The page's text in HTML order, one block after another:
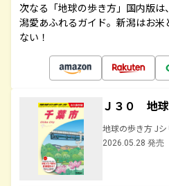
次なる「地球の歩き方」国内版
潟愛あふれるガイド。新潟はお米
ない！
Ｊ３０ 地
地球の歩き方 Jシ
2026.05.28 発売